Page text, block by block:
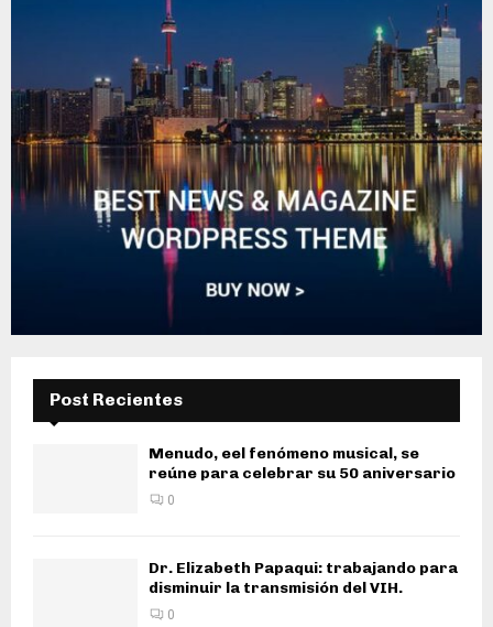
Post Recientes
Menudo, eel fenómeno musical, se
reúne para celebrar su 50 aniversario
0
Dr. Elizabeth Papaqui: trabajando para
disminuir la transmisión del VIH.
0